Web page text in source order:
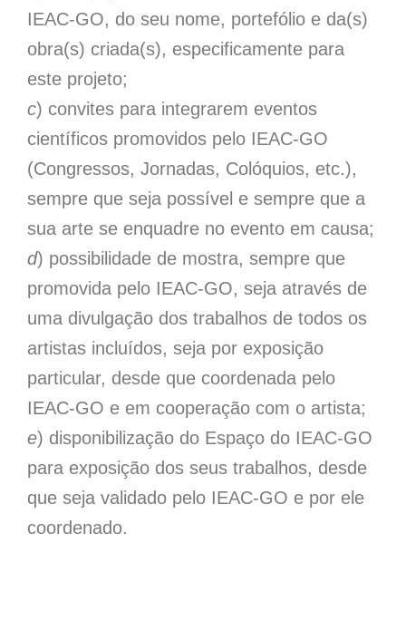
IEAC-GO, do seu nome, portefólio e da(s)
obra(s) criada(s), especificamente para
este projeto;
c) convites para integrarem eventos
científicos promovidos pelo IEAC-GO
(Congressos, Jornadas, Colóquios, etc.),
sempre que seja possível e sempre que a
sua arte se enquadre no evento em causa;
d) possibilidade de mostra, sempre que
promovida pelo IEAC-GO, seja através de
uma divulgação dos trabalhos de todos os
artistas incluídos, seja por exposição
particular, desde que coordenada pelo
IEAC-GO e em cooperação com o artista;
e) disponibilização do Espaço do IEAC-GO
para exposição dos seus trabalhos, desde
que seja validado pelo IEAC-GO e por ele
coordenado.